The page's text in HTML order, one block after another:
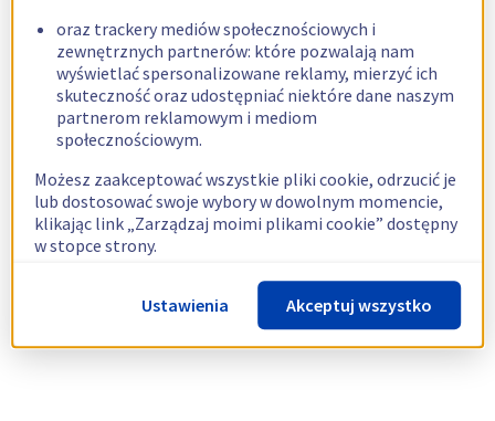
oraz trackery mediów społecznościowych i
zewnętrznych partnerów: które pozwalają nam
wyświetlać spersonalizowane reklamy, mierzyć ich
skuteczność oraz udostępniać niektóre dane naszym
partnerom reklamowym i mediom
społecznościowym.
Możesz zaakceptować wszystkie pliki cookie, odrzucić je
lub dostosować swoje wybory w dowolnym momencie,
klikając link „Zarządzaj moimi plikami cookie” dostępny
w stopce strony.
Więcej informacji znajdziesz w naszejpolityce
dotyczącej wykorzystywania plików cookie.
Ustawienia Akceptuj wszystko